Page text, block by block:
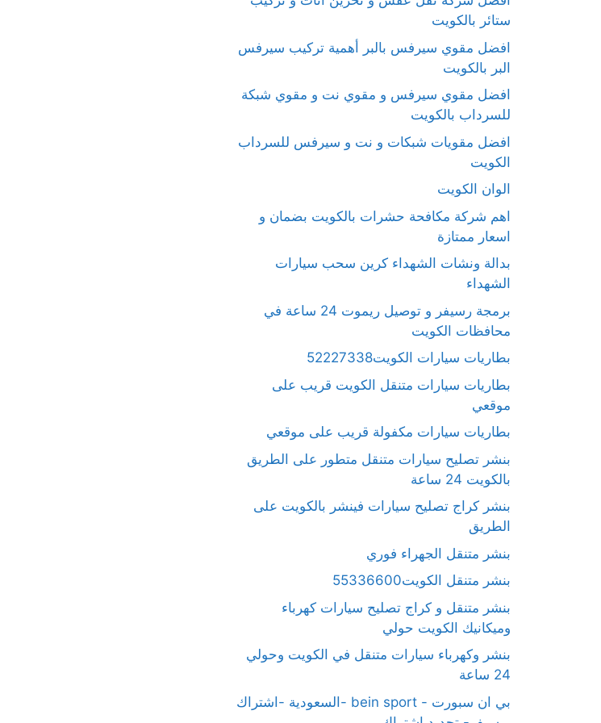
ستائر بالكويت
افضل مقوي سيرفس بالبر أهمية تركيب سيرفس
البر بالكويت
افضل مقوي سيرفس و مقوي نت و مقوي شبكة
للسرداب بالكويت
افضل مقويات شبكات و نت و سيرفس للسرداب
الكويت
الوان الكويت
اهم شركة مكافحة حشرات بالكويت بضمان و
اسعار ممتازة
بدالة ونشات الشهداء كرين سحب سيارات
الشهداء
برمجة رسيفر و توصيل ريموت 24 ساعة في
محافظات الكويت
بطاريات سيارات الكويت52227338
بطاريات سيارات متنقل الكويت قريب على
موقعي
بطاريات سيارات مكفولة قريب على موقعي
بنشر تصليح سيارات متنقل متطور على الطريق
بالكويت 24 ساعة
بنشر كراج تصليح سيارات فينشر بالكويت على
الطريق
بنشر متنقل الجهراء فوري
بنشر متنقل الكويت55336600
بنشر متنقل و كراج تصليح سيارات كهرباء
وميكانيك الكويت حولي
بنشر وكهرباء سيارات متنقل في الكويت وحولي
24 ساعة
بي ان سبورت - bein sport -السعودية -اشتراك